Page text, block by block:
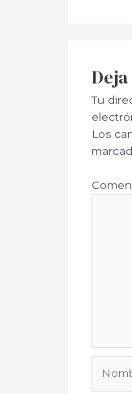
Tu
Los